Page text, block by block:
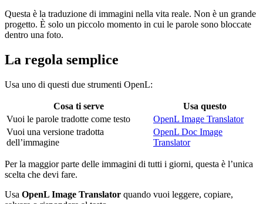
Questa è la traduzione di immagini nella vita reale. Non è un grande
progetto. È solo un piccolo momento in cui le parole sono bloccate
dentro una foto.
La regola semplice
Usa uno di questi due strumenti OpenL:
Cosa ti serve
Usa questo
Vuoi le parole tradotte come testo
OpenL Image Translator
Vuoi una versione tradotta
dell’immagine
OpenL Doc Image
Translator
Per la maggior parte delle immagini di tutti i giorni, questa è l’unica
scelta che devi fare.
Usa OpenL Image Translator quando vuoi leggere, copiare,